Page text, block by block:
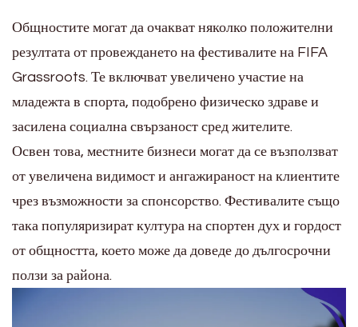
Общностите могат да очакват няколко положителни
резултата от провеждането на фестивалите на FIFA
Grassroots. Те включват увеличено участие на
младежта в спорта, подобрено физическо здраве и
засилена социална свързаност сред жителите.
Освен това, местните бизнеси могат да се възползват
от увеличена видимост и ангажираност на клиентите
чрез възможности за спонсорство. Фестивалите също
така популяризират култура на спортен дух и гордост
от общността, което може да доведе до дългосрочни
ползи за района.